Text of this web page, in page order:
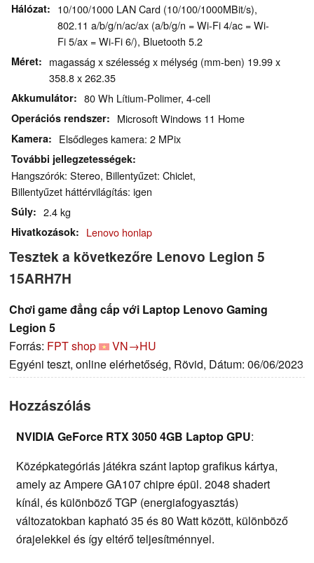
Hálózat
10/100/1000 LAN Card (10/100/1000MBit/s),
802.11 a/b/g/n/ac/ax (a/b/g/n = Wi-Fi 4/ac = Wi-
Fi 5/ax = Wi-Fi 6/), Bluetooth 5.2
Méret
magasság x szélesség x mélység (mm-ben) 19.99 x
358.8 x 262.35
Akkumulátor 80 Wh Lítium-Polimer, 4-cell
Operációs rendszer Microsoft Windows 11 Home
Kamera Elsődleges kamera: 2 MPix
További jellegzetességek
Hangszórók: Stereo, Billentyűzet: Chiclet,
Billentyűzet háttérvilágítás: igen
Súly 2.4 kg
Hivatkozások Lenovo honlap
Tesztek a következőre Lenovo Legion 5
15ARH7H
Chơi game đẳng cấp với Laptop Lenovo Gaming
Legion 5
Forrás: FPT shop
VN→HU
Egyéni teszt, online elérhetőség, Rövid, Dátum: 06/06/2023
Hozzászólás
NVIDIA GeForce RTX 3050 4GB Laptop GPU:
Középkategóriás játékra szánt laptop grafikus kártya,
amely az Ampere GA107 chipre épül. 2048 shadert
kínál, és különböző TGP (energiafogyasztás)
változatokban kapható 35 és 80 Watt között, különböző
órajelekkel és így eltérő teljesítménnyel.